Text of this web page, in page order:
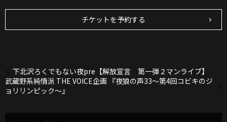
チケットを予約する
下北沢ろくでもない夜pre【解放宣言 第一弾２マンライブ】
武蔵野系純情派 THE VOICE企画 『夜狼の声33～第4回コビキのジ
ョリリンピック～』